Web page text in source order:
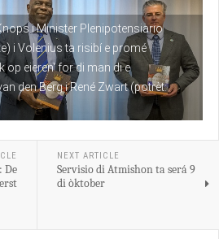
i Minister Plenipotensiario
i Volenius ta risibí e promé
op eieren' for di man di e
den Berg i René Zwart (potrèt:
De
NEXT ARTICLE
Servisio di Atmishon ta será 9
di òktober